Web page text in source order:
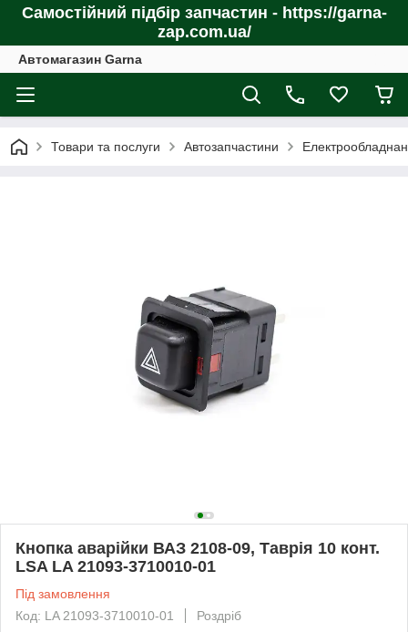
Самостійний підбір запчастин - https://garna-
zap.com.ua/
Автомагазин Garna
Товари та послуги Автозапчастини
Кнопка аварійки ВАЗ 2108-09, Таврія 10 конт.
LSA LA 21093-3710010-01
Під замовлення
Код: LA 21093-3710010-01
Роздріб